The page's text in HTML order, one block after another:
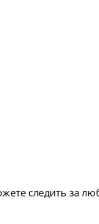
следить за